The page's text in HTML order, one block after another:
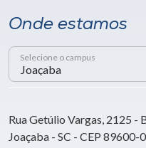
Onde estamos
Selecione o campus
Rua Getúlio Vargas, 2125 -
Joaçaba - SC - CEP 89600-